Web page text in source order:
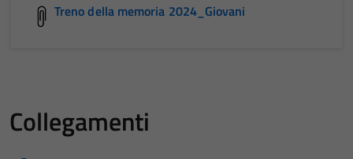
Treno della memoria 2024_Giovani
Collegamenti